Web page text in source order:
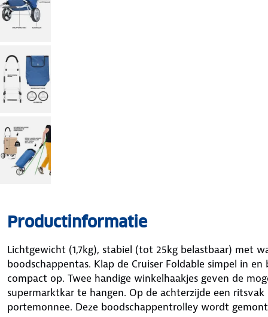
Productinformatie
Lichtgewicht (1,7kg), stabiel (tot 25kg belastbaar) met
boodschappentas. Klap de Cruiser Foldable simpel in
compact op. Twee handige winkelhaakjes geven de
supermarktkar te hangen. Op de achterzijde een
portemonnee. Deze boodschappentrolley wordt